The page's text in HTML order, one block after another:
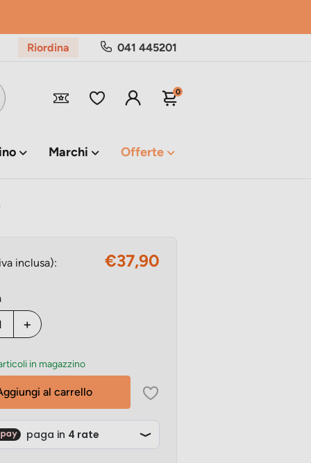
Riordina 041 445201
0
Marchi Offerte
inclusa): €37,90
+
in magazzino
al carrello